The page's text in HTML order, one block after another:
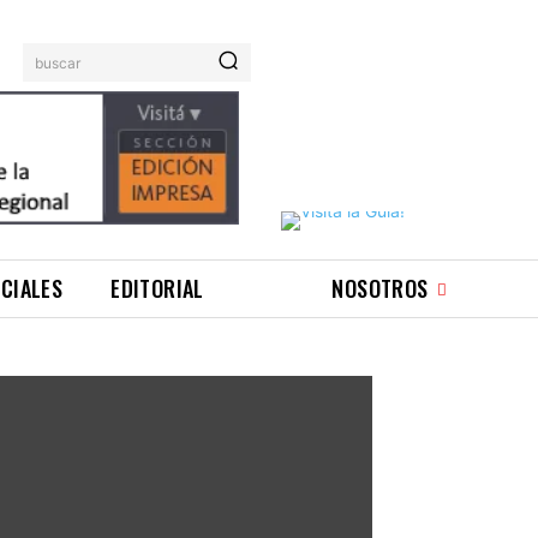
buscar
EDITORIAL NOSOTROS